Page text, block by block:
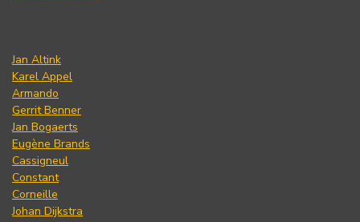
Jan Altink
Karel Appel
Armando
Gerrit Benner
Jan Bogaerts
Eugène Brands
Cassigneul
Constant
Corneille
Johan Dijkstra